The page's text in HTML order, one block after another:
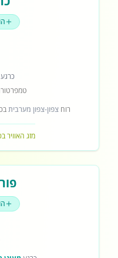
כרגע
רוחצפון-צפון מערבית
מזג האוויר